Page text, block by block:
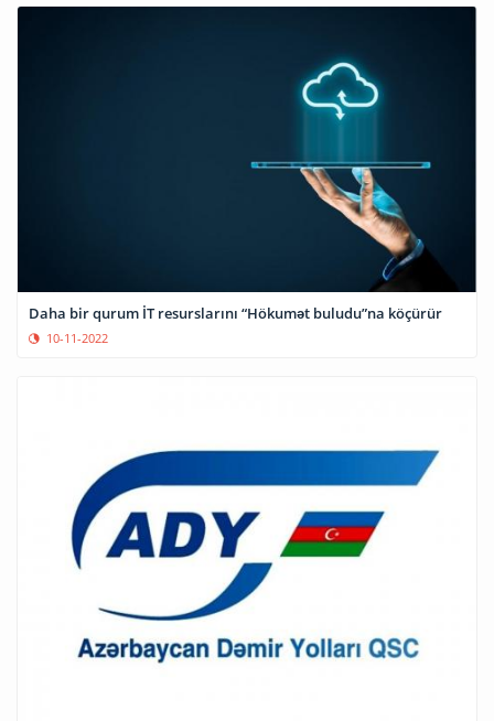
Daha bir qurum İT resurslarını “Hökumət buludu”na köçürür
10-11-2022